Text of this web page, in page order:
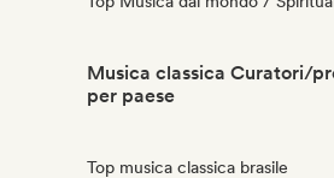
Musica classica Curatori/
per paese
Top musica classica brasile